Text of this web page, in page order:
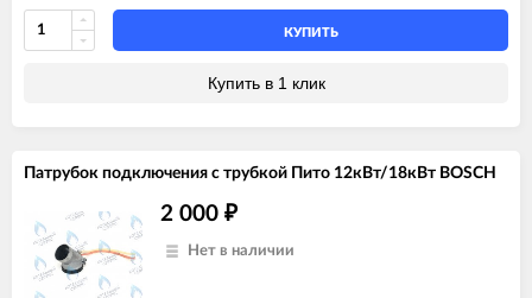
КУПИТЬ
Купить в 1 клик
Патрубок подключения с трубкой Пито 12кВт/18кВт BOSCH
2 000 ₽
Нет в наличии